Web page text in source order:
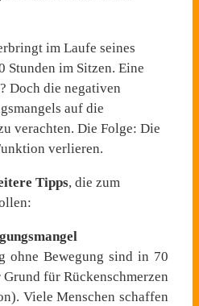
im Laufe seines
Stunden im Sitzen. Eine
Doch die negativen
auf die
verachten. Die Folge: Die
verlieren.
Tipps, die zum
ohne Bewegung sind in 70
für Rückenschmerzen
Viele Menschen schaffen